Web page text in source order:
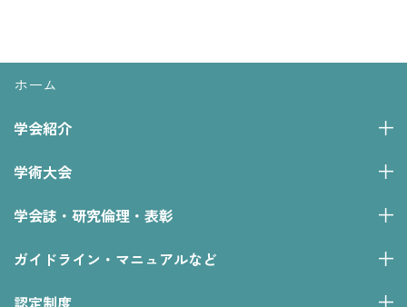
ホーム
学会紹介
学術大会
学会誌・研究倫理・表彰
ガイドライン・マニュアルなど
認定制度